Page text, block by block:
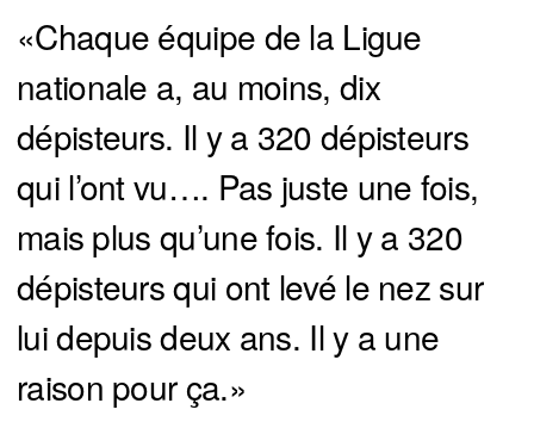
«Chaque équipe de la Ligue
nationale a, au moins, dix
dépisteurs. Il y a 320 dépisteurs
qui l’ont vu…. Pas juste une fois,
mais plus qu’une fois. Il y a 320
dépisteurs qui ont levé le nez sur
lui depuis deux ans. Il y a une
raison pour ça.»